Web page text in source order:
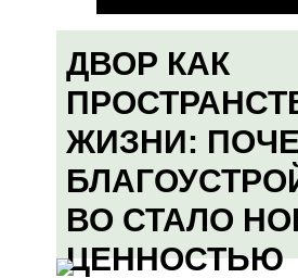
ДВОР КАК
ЖИЗНИ:
ВО СТАЛО
ЦЕННОСТЬЮ